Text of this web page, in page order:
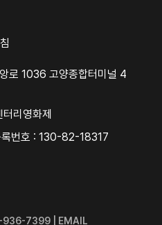
로 1036 고양종합터미널 4
리영화제
록번호 : 130-82-18317
936-7399 | EMAIL